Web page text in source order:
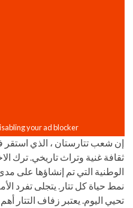
إن شعب تتارستان ، الذي استقر
ثقافة غنية وتراث تاريخي. ترك
الوطنية التي تم إنشاؤها على
نمط حياة كل تتار. يتجلى تفرد
تحيي اليوم. يعتبر زفاف التتار